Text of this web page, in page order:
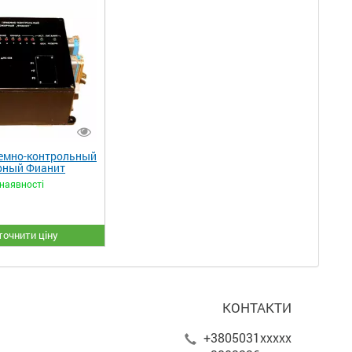
контрольный
Фианит
ціну
КОНТАКТИ
+3805031xxxxx